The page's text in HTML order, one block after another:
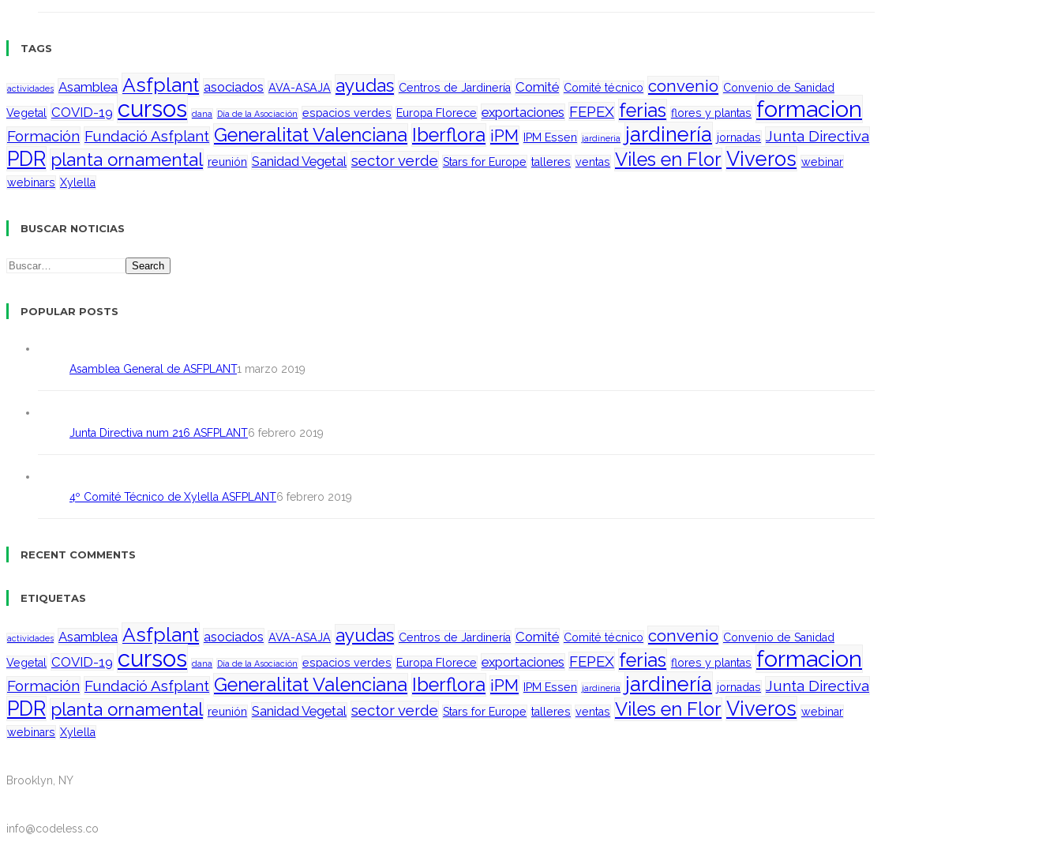
TAGS
actividades Asamblea Asfplant asociados AVA-ASAJA ayudas Centros de Jardinería Comité Comité técnico convenio Convenio de Sanidad
Vegetal
COVID-19 cursos dana Día de la Asociación espacios verdes Europa Florece exportaciones FEPEX ferias flores y plantas formacion
Formación Fundació Asfplant Generalitat Valenciana Iberflora iPM IPM Essen jardineria jardinería jornadas Junta Directiva
PDR planta ornamental reunión Sanidad Vegetal sector verde Stars for Europe talleres ventas Viles en Flor Viveros webinar
webinars Xylella
BUSCAR NOTICIAS
Search
POPULAR POSTS
Asamblea General de ASFPLANT1 marzo 2019
Junta Directiva num 216 ASFPLANT6 febrero 2019
4º Comité Técnico de Xylella ASFPLANT6 febrero 2019
RECENT COMMENTS
ETIQUETAS
actividades Asamblea Asfplant asociados AVA-ASAJA ayudas Centros de Jardinería Comité Comité técnico convenio Convenio de Sanidad
Vegetal
COVID-19 cursos dana Día de la Asociación espacios verdes Europa Florece exportaciones FEPEX ferias flores y plantas formacion
Formación Fundació Asfplant Generalitat Valenciana Iberflora iPM IPM Essen jardineria jardinería jornadas Junta Directiva
PDR planta ornamental reunión Sanidad Vegetal sector verde Stars for Europe talleres ventas Viles en Flor Viveros webinar
webinars Xylella
Brooklyn, NY
info@codeless.co